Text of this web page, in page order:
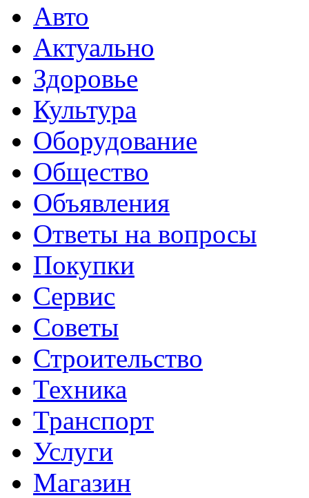
Авто
Актуально
Здоровье
Культура
Оборудование
Общество
Объявления
Ответы на вопросы
Покупки
Сервис
Советы
Строительство
Техника
Транспорт
Услуги
Магазин